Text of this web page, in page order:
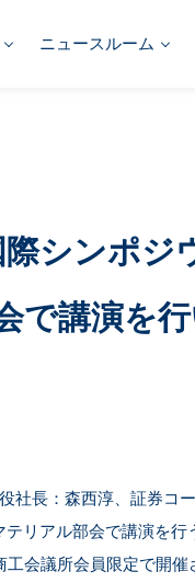
ニュースルーム
シンポジ
で講演を
社長：森西淳、証券コ
リアル部会で講演を行
会議所会員限定で開催